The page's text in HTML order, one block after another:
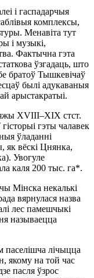
і гаспадарчыя
комплексы,
Менавіта тут
і музыкі,
Фактычна гэта
ўзгадаць, што
братоў Тышкевічаў
былі адукаваныя
арыстакратыі.
XVIII–XIX стст.
гэты чалавек
ўладанні
як вёскі Цнянка,
Увогуле
каля 200 тыс. га*.
Мінска некалькі
вярнулася назва
лес памешчыкі
называецца
паселішча лічыцца
якому на той час
пасля ўзрос